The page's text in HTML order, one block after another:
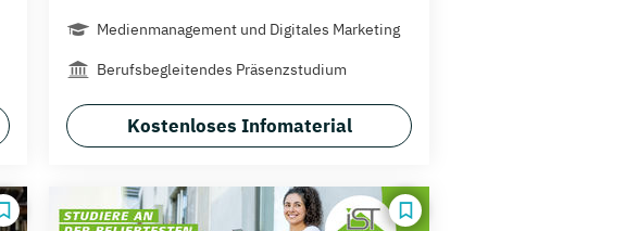
Medienmanagement und Digitales Marketing
Berufsbegleitendes Präsenzstudium
Kostenloses Infomaterial